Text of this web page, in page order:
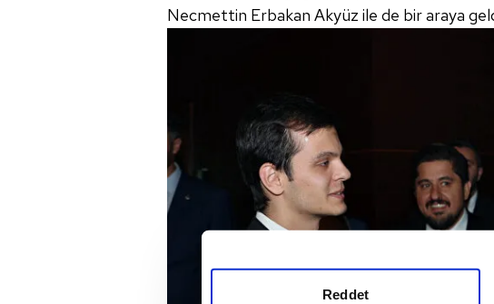
Reddet
Necmettin Erbakan Akyüz ile de bir araya